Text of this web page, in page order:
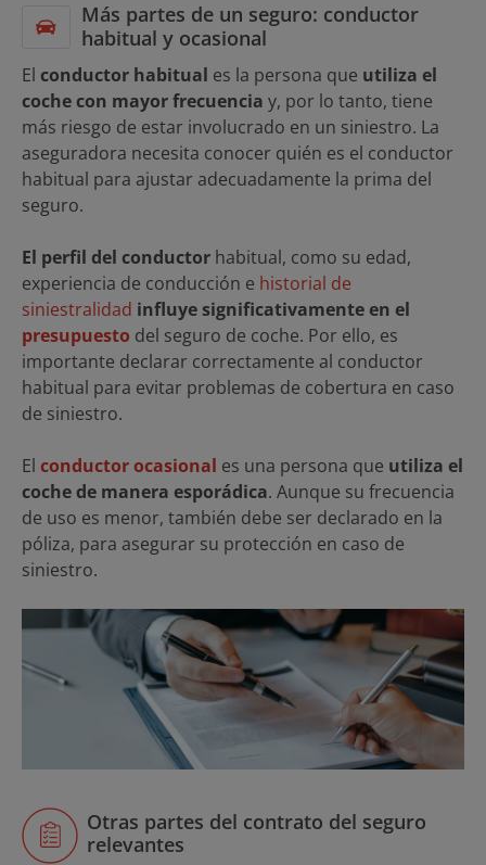
Más partes de un seguro: conductor
habitual y ocasional
El conductor habitual es la persona que utiliza el
coche con mayor frecuencia y, por lo tanto, tiene
más riesgo de estar involucrado en un siniestro. La
aseguradora necesita conocer quién es el conductor
habitual para ajustar adecuadamente la prima del
seguro.
El perfil del conductor habitual, como su edad,
experiencia de conducción e historial de
siniestralidad influye significativamente en el
presupuesto del seguro de coche. Por ello, es
importante declarar correctamente al conductor
habitual para evitar problemas de cobertura en caso
de siniestro.
El conductor ocasional es una persona que utiliza el
coche de manera esporádica. Aunque su frecuencia
de uso es menor, también debe ser declarado en la
póliza, para asegurar su protección en caso de
siniestro.
Otras partes del contrato del seguro
relevantes